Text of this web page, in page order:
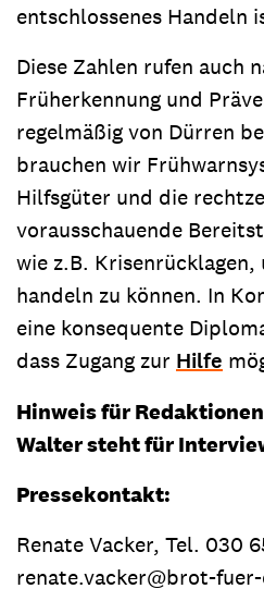
entschlossenes Handeln
Diese Zahlen rufen auch
Früherkennung und
regelmäßig von Dürren
brauchen wir
Hilfsgüter und die
vorausschauende
wie z.B.
handeln zu können. In
eine konsequente
dass Zugang zur Hilfe
Hinweis für
Walter steht für
Pressekontakt:
Renate Vacker, Tel. 030
renate.vacker@brot-